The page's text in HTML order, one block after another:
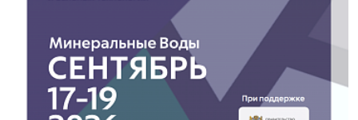
Московская область, Каширский р-н, дер.
Барабаново
(929) 992-7100